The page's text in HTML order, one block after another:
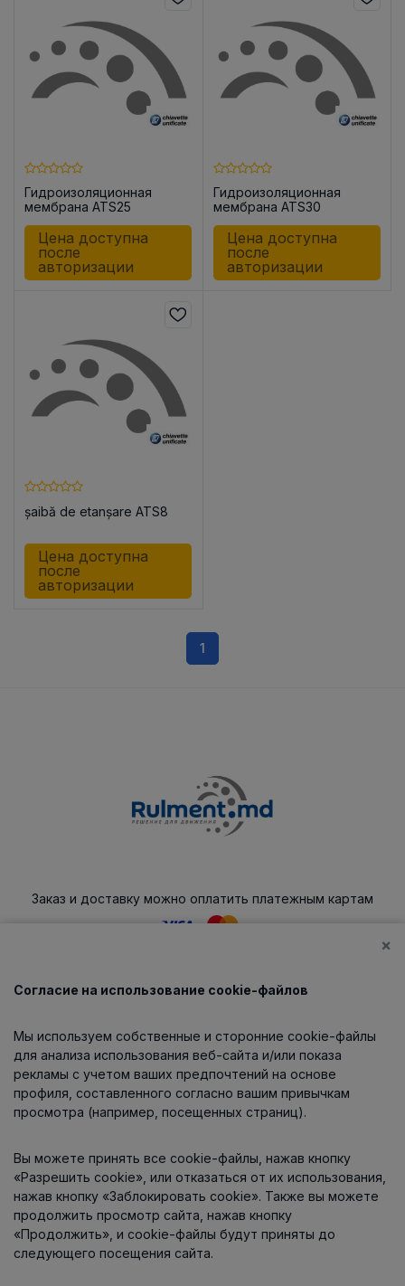
Гидроизоляционная
мембрана ATS25
Цена доступна
после
авторизации
Гидроизоляционная
мембрана ATS30
Цена доступна
после
авторизации
șaibă de etanșare ATS8
Цена доступна
после
авторизации
1
Заказ и доставку можно оплатить платежным картам
Каталог
О компании
Информация
Контакты
×
Согласие на использование cookie-файлов
Мы используем собственные и сторонние cookie-файлы
для анализа использования веб-сайта и/или показа
рекламы с учетом ваших предпочтений на основе
профиля, составленного согласно вашим привычкам
просмотра (например, посещенных страниц).
Вы можете принять все cookie-файлы, нажав кнопку
«Разрешить cookie», или отказаться от их использования,
нажав кнопку «Заблокировать cookie». Также вы можете
продолжить просмотр сайта, нажав кнопку
«Продолжить», и cookie-файлы будут приняты до
следующего посещения сайта.